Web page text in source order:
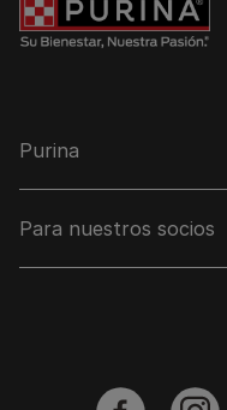
Purina
Para nuestros socios